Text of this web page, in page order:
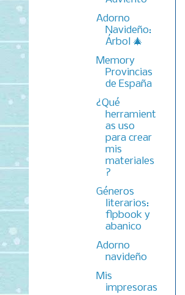
Adorno
Navideño:
Árbol 🎄
Memory
Provincias
de España
¿Qué
herramient
as uso
para crear
mis
materiales
?
Géneros
literarios:
flpbook y
abanico
Adorno
navideño
Mis
impresoras